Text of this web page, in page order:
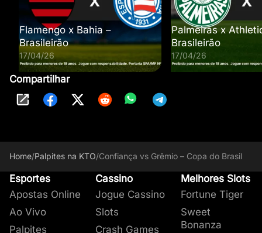
Flamengo x Bahia –
Brasileirão
17/04/26
Palmeiras x
Brasileirão
17/04/26
Compartilhar
Home/Palpites na KTO/Confiança vs Grêmio – Copa do Brasil
Esportes
Apostas Online
Ao Vivo
Palpites
Cassino
Jogue Cassino
Slots
Crash Games
Melhores Slots
Fortune Tiger
Sweet
Bonanza